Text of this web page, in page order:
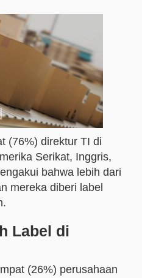
(76%) direktur TI di
Serikat, Inggris,
bahwa lebih dari
mereka diberi label
Label di
(26%) perusahaan